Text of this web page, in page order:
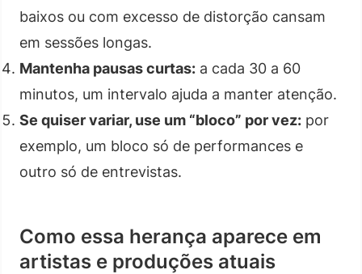
baixos ou com excesso de distorção cansam
em sessões longas.
Mantenha pausas curtas: a cada 30 a 60
minutos, um intervalo ajuda a manter atenção.
Se quiser variar, use um “bloco” por vez: por
exemplo, um bloco só de performances e
outro só de entrevistas.
Como essa herança aparece em
artistas e produções atuais